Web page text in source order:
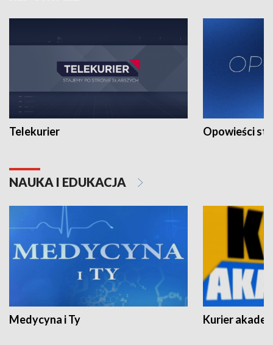
Telekurier Opowieści
NAUKA I EDUKACJA
Medycyna i Ty Kurier